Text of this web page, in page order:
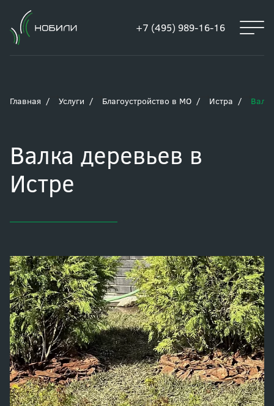
+7 (495) 989-16-16
Главная Услуги Благоустройство в МО Истра
Валка деревьев в
Истре